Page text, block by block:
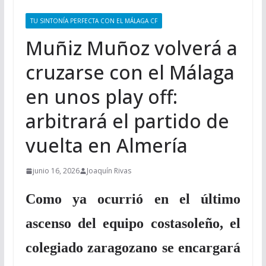
TU SINTONÍA PERFECTA CON EL MÁLAGA CF
Muñiz Muñoz volverá a
cruzarse con el Málaga
en unos play off:
arbitrará el partido de
vuelta en Almería
junio 16, 2026 Joaquín Rivas
Como ya ocurrió en el último
ascenso del equipo costasoleño, el
colegiado zaragozano se encargará